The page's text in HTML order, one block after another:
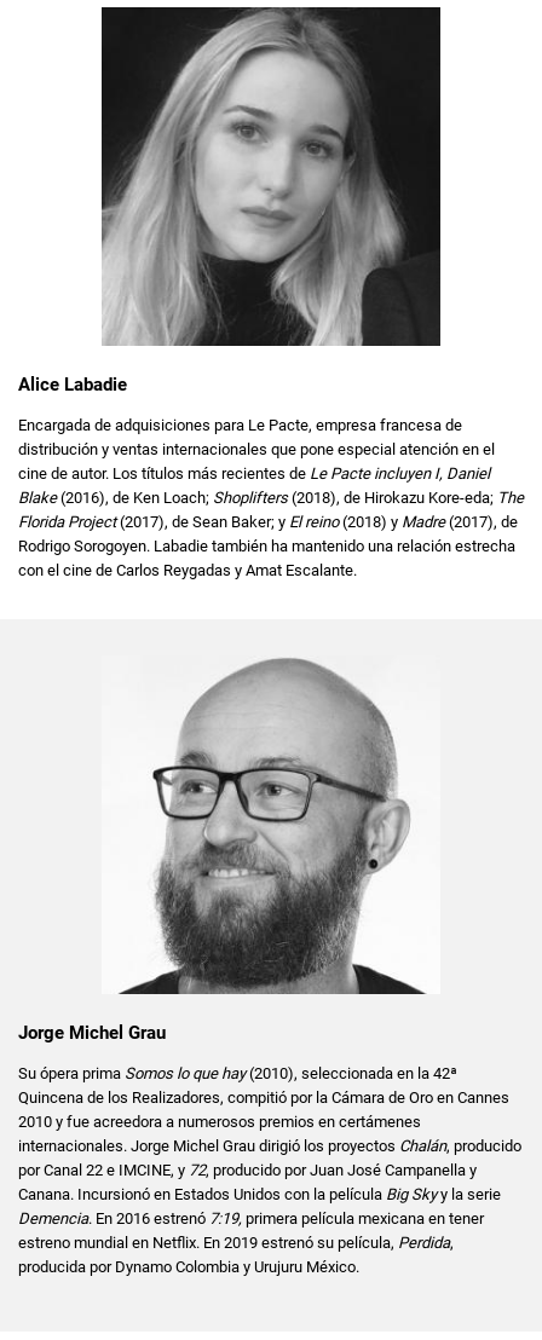
Alice Labadie
Encargada de adquisiciones para Le Pacte, empresa francesa de
distribución y ventas internacionales que pone especial atención en el
cine de autor. Los títulos más recientes de Le Pacte incluyen I, Daniel
Blake(2016), de Ken Loach; Shoplifters(2018), de Hirokazu Kore-eda; The
Florida Project(2017), de Sean Baker; y El reino(2018) y Madre(2017), de
Rodrigo Sorogoyen. Labadie también ha mantenido una relación estrecha
con el cine de Carlos Reygadas y Amat Escalante.
Jorge Michel Grau
Su ópera prima Somos lo que hay(2010), seleccionada en la 42ª
Quincena de los Realizadores, compitió por la Cámara de Oro en Cannes
2010 y fue acreedora a numerosos premios en certámenes
internacionales. Jorge Michel Grau dirigió los proyectos Chalán, producido
por Canal 22 e IMCINE, y 72, producido por Juan José Campanella y
Canana. Incursionó en Estados Unidos con la película Big Skyy la serie
Demencia. En 2016 estrenó 7:19, primera película mexicana en tener
estreno mundial en Netflix. En 2019 estrenó su película, Perdida,
producida por Dynamo Colombia y Urujuru México.